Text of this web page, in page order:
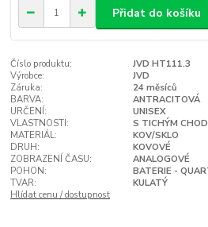
Přidat do košíku
Číslo produktu:
JVD HT111.3
Výrobce:
JVD
Záruka:
24 měsíců
BARVA:
ANTRACITOVÁ
URČENÍ:
UNISEX
VLASTNOSTI:
S TICHÝM
MATERIÁL:
KOV/SKLO
DRUH:
KOVOVÉ
ZOBRAZENÍ ČASU:
ANALOGOVÉ
POHON:
BATERIE -
TVAR:
KULATÝ
Hlídat cenu / dostupnost